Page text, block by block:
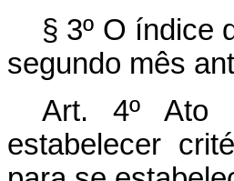
§ 3º O índice
segundo mês
Art. 4º Ato
estabelecer